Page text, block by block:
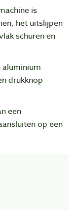
is
het uitslijpen
schuren en
drukknop
een
op een